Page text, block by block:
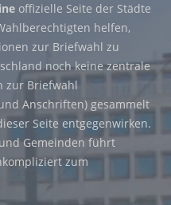
offizielle Seite der Städte
helfen,
zur Briefwahl zu
noch keine zentrale
zur Briefwahl
Anschriften) gesammelt
Seite entgegenwirken.
Gemeinden führt
zum